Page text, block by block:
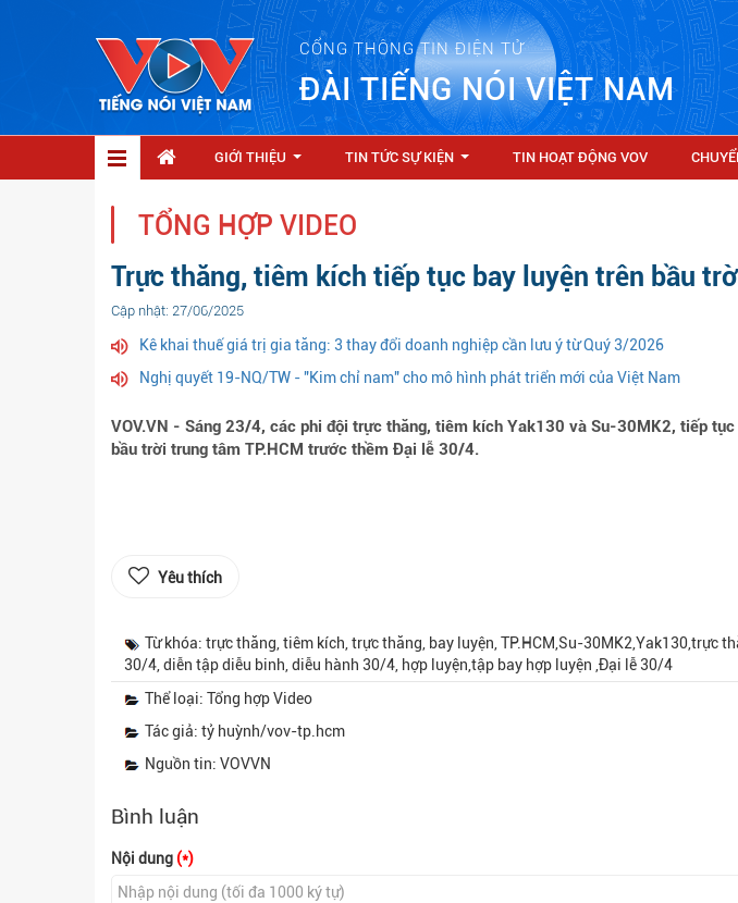
CỔNG THÔNG TIN ĐIỆN TỬ
ĐÀI TIẾNG NÓI VIỆT NAM
GIỚI THIỆU TIN TỨC SỰ KIỆN TIN HOẠT ĐỘNG VOV
TỔNG HỢP VIDEO
Trực thăng, tiêm kích tiếp tục bay luyện trên bầu
Cập nhật: 27/06/2025
Kê khai thuế giá trị gia tăng: 3 thay đổi doanh nghiệp cần lưu ý từ Quý 3/2026
Nghị quyết 19-NQ/TW - "Kim chỉ nam" cho mô hình phát triển mới của Việt Nam
VOV.VN - Sáng 23/4, các phi đội trực thăng, tiêm kích Yak130 và Su-30MK2, tiếp
bầu trời trung tâm TP.HCM trước thềm Đại lễ 30/4.
Yêu thích
Từ khóa: trực thăng, tiêm kích, trực thăng, bay luyện, TP.HCM,Su-30MK2,Yak130,trực
30/4, diễn tập diễu binh, diễu hành 30/4, hợp luyện,tập bay hợp luyện ,Đại lễ 30/4
Thể loại: Tổng hợp Video
Tác giả: tỷ huỳnh/vov-tp.hcm
Nguồn tin: VOVVN
Bình luận
Nội dung (*)